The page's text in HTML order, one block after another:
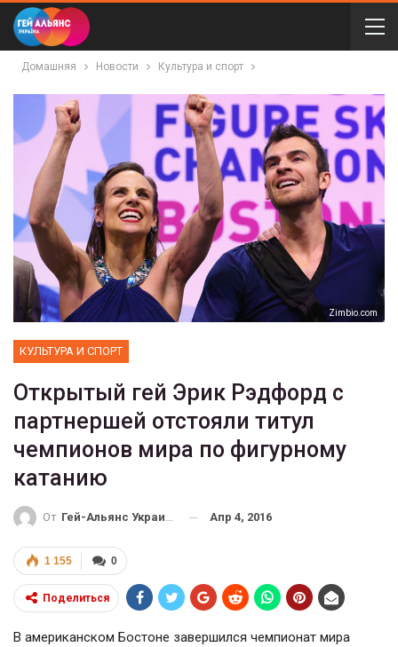
Домашняя Новости Культура и спорт
Zimbio.com
КУЛЬТУРА И СПОРТ
Открытый гей Эрик Рэдфорд с
партнершей отстояли титул
чемпионов мира по фигурному
катанию
От Гей-Альянс Украина Апр 4, 2016
0
1 155
Поделиться
В американском Бостоне завершился чемпионат мира